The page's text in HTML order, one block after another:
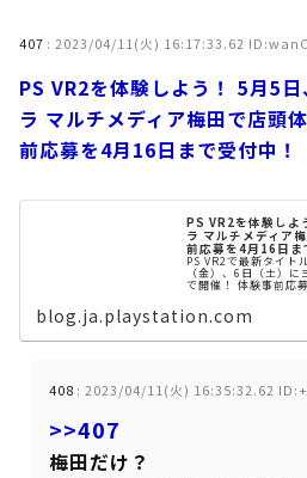
407 : 2023/04/11(火) 16:17:33.62
PS VR2を体験しよう！ 5月5
ラ マルチメディア梅田で店頭
前応募を4月16日まで受付中！
PS VR2を体験しよ
ラ マルチメディア
前応募を4月16日ま
PS VR2で最新タイト
（金）、6日（土）
で開催！ 体験事前応
blog.ja.playstation.com
408 : 2023/04/11(火) 16:35:32.62
>>407
梅田だけ？